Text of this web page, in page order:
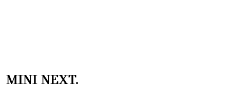
MINI NEXT.